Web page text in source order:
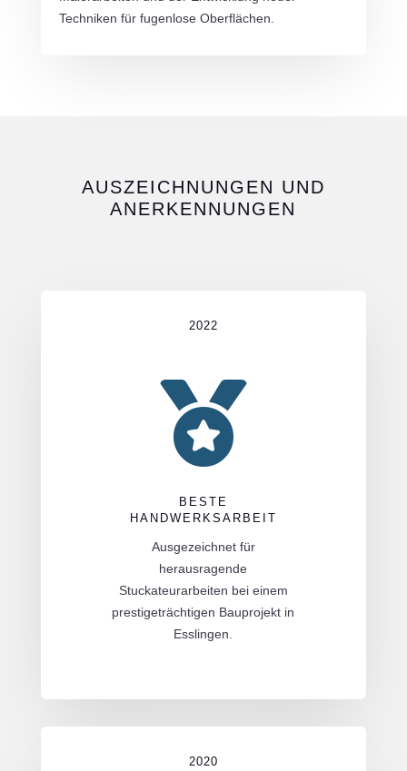
Techniken für fugenlose Oberflächen.
AUSZEICHNUNGEN UND
ANERKENNUNGEN
2022

BESTE
HANDWERKSARBEIT
Ausgezeichnet für
herausragende
Stuckateurarbeiten bei einem
prestigeträchtigen Bauprojekt in
Esslingen.
2020